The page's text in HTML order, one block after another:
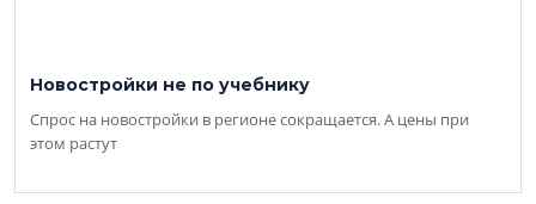
Новостройки не по учебнику
Спрос на новостройки в регионе сокращается. А цены при
этом растут